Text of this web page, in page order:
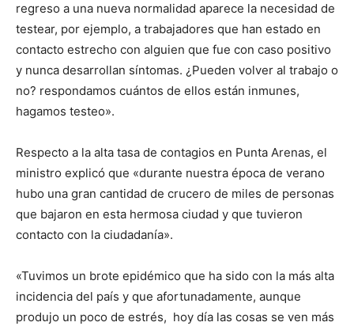
regreso a una nueva normalidad aparece la necesidad de
testear, por ejemplo, a trabajadores que han estado en
contacto estrecho con alguien que fue con caso positivo
y nunca desarrollan síntomas. ¿Pueden volver al trabajo o
no? respondamos cuántos de ellos están inmunes,
hagamos testeo».
Respecto a la alta tasa de contagios en Punta Arenas, el
ministro explicó que «durante nuestra época de verano
hubo una gran cantidad de crucero de miles de personas
que bajaron en esta hermosa ciudad y que tuvieron
contacto con la ciudadanía».
«Tuvimos un brote epidémico que ha sido con la más alta
incidencia del país y que afortunadamente, aunque
produjo un poco de estrés, hoy día las cosas se ven más